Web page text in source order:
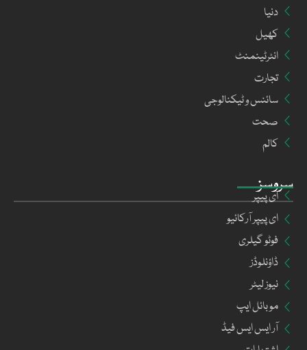
سروسز
ای پیپر
ای پیپر آرکائیو
فوٹو گیلری
ڈاؤنلوڈز
نیوز لیٹر
موبائل ایپ
آر ایس ایس فیڈ
دنیا
کھیل
انٹرٹینمنٹ
تجارت
سائنس و ٹیکنالوجی
صحت
کالم